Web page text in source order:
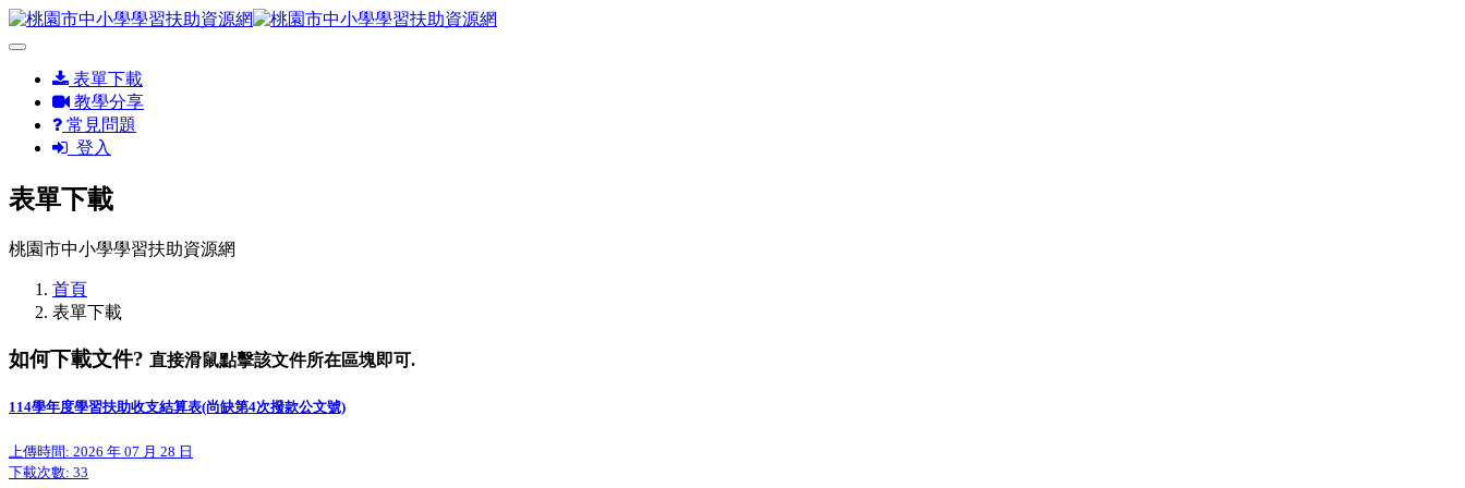
表單下載
教學分享
常見問題
登入
表單下載
桃園市中小學學習扶助資源網
首頁
表單下載
如何下載文件? 直接滑鼠點擊該文件所在區塊即可.
114學年度學習扶助收支結算表(尚缺第4次撥款公文號)
上傳時間: 2026 年 07 月 28 日
下載次數: 33